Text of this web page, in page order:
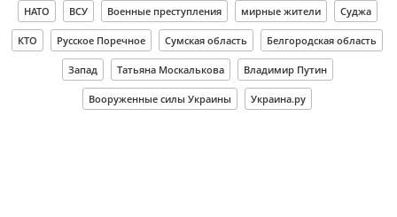
НАТО ВСУ Военные преступления мирные жители Суджа
КТО Русское Поречное Сумская область Белгородская область
Запад Татьяна Москалькова Владимир Путин
Вооруженные силы Украины Украина.ру